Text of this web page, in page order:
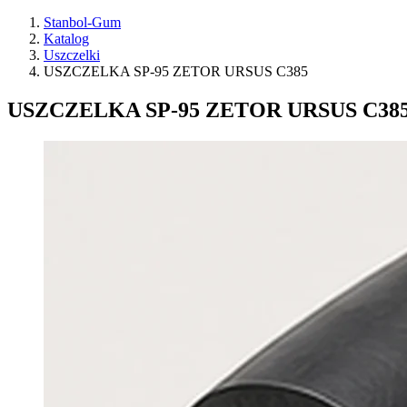
Stanbol-Gum
Katalog
Uszczelki
USZCZELKA SP-95 ZETOR URSUS C385
USZCZELKA SP-95 ZETOR URSUS